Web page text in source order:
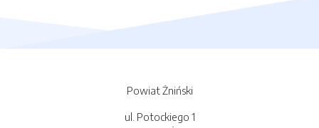
Powiat Żniński
ul. Potockiego 1